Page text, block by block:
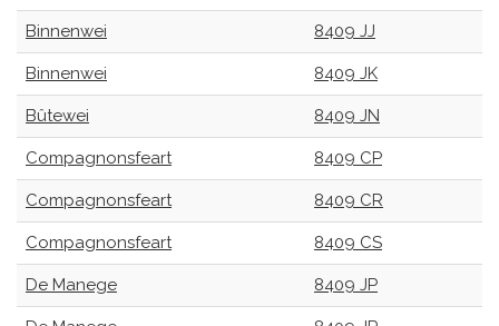
Binnenwei 8409 JJ
Binnenwei 8409 JK
Bûtewei 8409 JN
Compagnonsfeart 8409 CP
Compagnonsfeart 8409 CR
Compagnonsfeart 8409 CS
De Manege 8409 JP